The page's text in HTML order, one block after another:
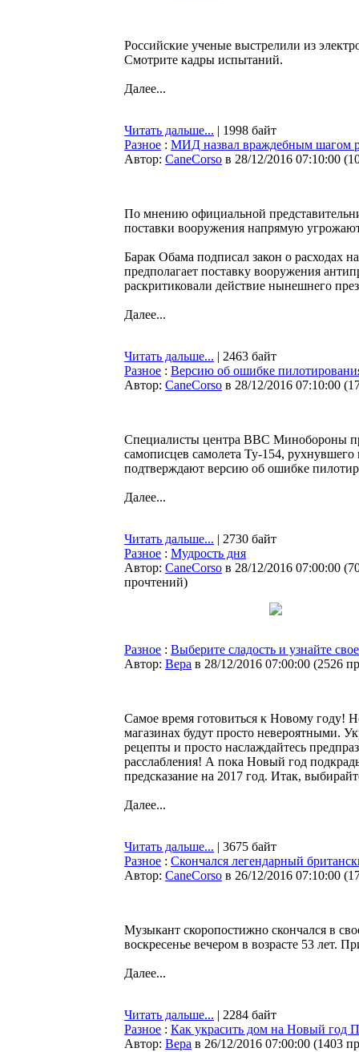
Российские ученые выстрелили из
Смотрите кадры испытаний.
Далее...
Читать дальше... | 1998 байт
Разное : МИД назвал враждебным шагом
Автор: CaneCorso в 28/12/2016 07:10:00 (
По мнению официальной
поставки вооружения напрямую
Барак Обама подписал закон о расходах
предполагает поставку вооружения
раскритиковали действие нынешнего
Далее...
Читать дальше... | 2463 байт
Разное : Версию об ошибке
Автор: CaneCorso в 28/12/2016 07:10:00 (
Специалисты центра ВВС Минобороны
самописцев самолета Ту-154,
подтверждают версию об ошибке
Далее...
Читать дальше... | 2730 байт
Разное : Мудрость дня
Автор: CaneCorso в 28/12/2016 07:00:00 (
прочтений)
Разное : Выберите сладость и узнайте
Автор: Bepa в 28/12/2016 07:00:00 (2526
Самое время готовиться к Новому году!
магазинах будут просто невероятными.
рецепты и просто наслаждайтесь
расслабления! А пока Новый год
предсказание на 2017 год. Итак,
Далее...
Читать дальше... | 3675 байт
Разное : Скончался легендарный
Автор: CaneCorso в 26/12/2016 07:10:00 (
Музыкант скоропостижно скончался в
воскресенье вечером в возрасте 53 лет.
Далее...
Читать дальше... | 2284 байт
Разное : Как украсить дом на Новый год
Автор: Bepa в 26/12/2016 07:00:00 (1403